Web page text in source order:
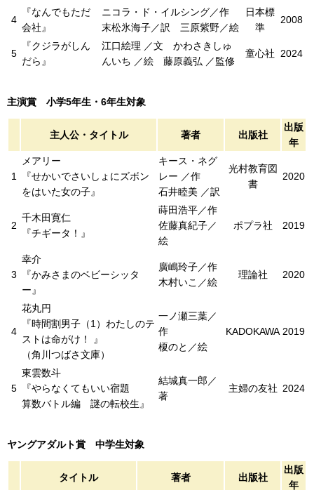
4
『なんでもただ
会社』
ニコラ・ド・イルシング／作
末松氷海子／訳 三原紫野／絵
日本標
準
2008
5
『クジラがしん
だら』
江口絵理 ／文 かわさきしゅ
んいち ／絵 藤原義弘 ／監修
童心社 2024
主演賞 小学5年生・6年生対象
主人公・タイトル 著者 出版社
出版
年
1
メアリー
『せかいでさいしょにズボン
をはいた女の子』
キース・ネグ
レー ／作
石井睦美 ／訳
光村教育図
書
2020
2
千木田寛仁
『チギータ！』
蒔田浩平／作
佐藤真紀子／
絵
ポプラ社 2019
3
幸介
『かみさまのベビーシッタ
ー』
廣嶋玲子／作
木村いこ／絵
理論社 2020
4
花丸円
『時間割男子（1）わたしのテ
ストは命がけ！ 』
（角川つばさ文庫）
一ノ瀬三葉／
作
榎のと／絵
KADOKAWA 2019
5
東雲数斗
『やらなくてもいい宿題
算数バトル編 謎の転校生』
結城真一郎／
著
主婦の友社 2024
ヤングアダルト賞 中学生対象
タイトル 著者 出版社
出版
年